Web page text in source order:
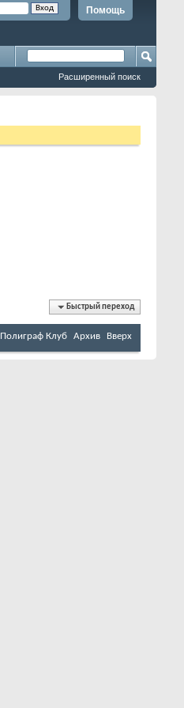
Помощь
Расширенный поиск
Быстрый переход
Полиграф Клуб Архив Вверх